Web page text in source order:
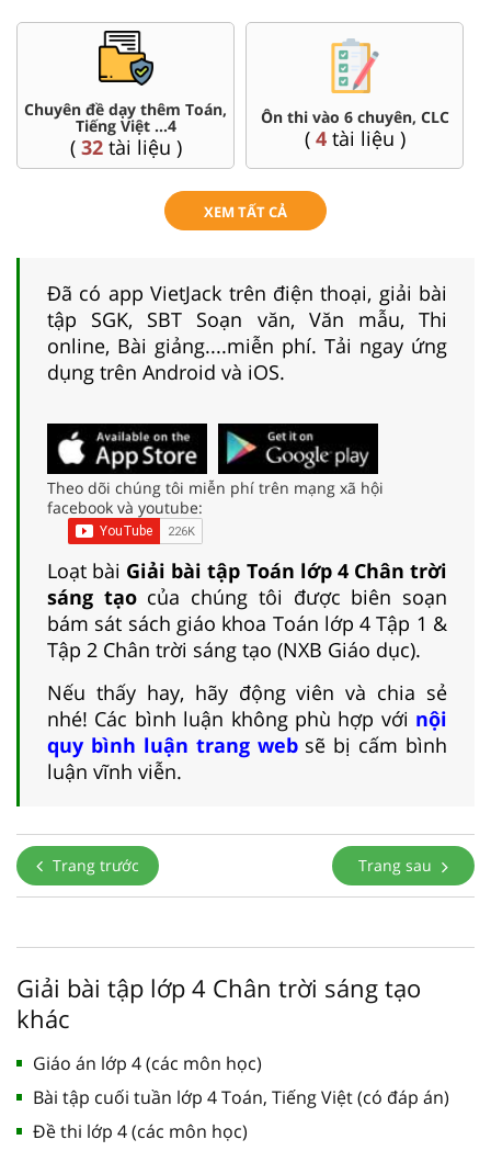
Chuyên đề dạy thêm Toán,
Tiếng Việt ...4
( 32tài liệu )
Ôn thi vào 6 chuyên, CLC
( 4tài liệu )
XEM TẤT CẢ
Đã có app VietJack trên điện thoại, giải bài
tập SGK, SBT Soạn văn, Văn mẫu, Thi
online, Bài giảng....miễn phí. Tải ngay ứng
dụng trên Android và iOS.
Theo dõi chúng tôi miễn phí trên mạng xã hội
facebook và youtube:
Loạt bài Giải bài tập Toán lớp 4 Chân trời
sáng tạocủa chúng tôi được biên soạn
bám sát sách giáo khoa Toán lớp 4 Tập 1 &
Tập 2 Chân trời sáng tạo (NXB Giáo dục).
Nếu thấy hay, hãy động viên và chia sẻ
nhé! Các bình luận không phù hợp với nội
quy bình luận trang websẽ bị cấm bình
luận vĩnh viễn.
Trang trước Trang sau
Giải bài tập lớp 4 Chân trời sáng tạo
khác
Giáo án lớp 4 (các môn học)
Bài tập cuối tuần lớp 4 Toán, Tiếng Việt (có đáp án)
Đề thi lớp 4 (các môn học)